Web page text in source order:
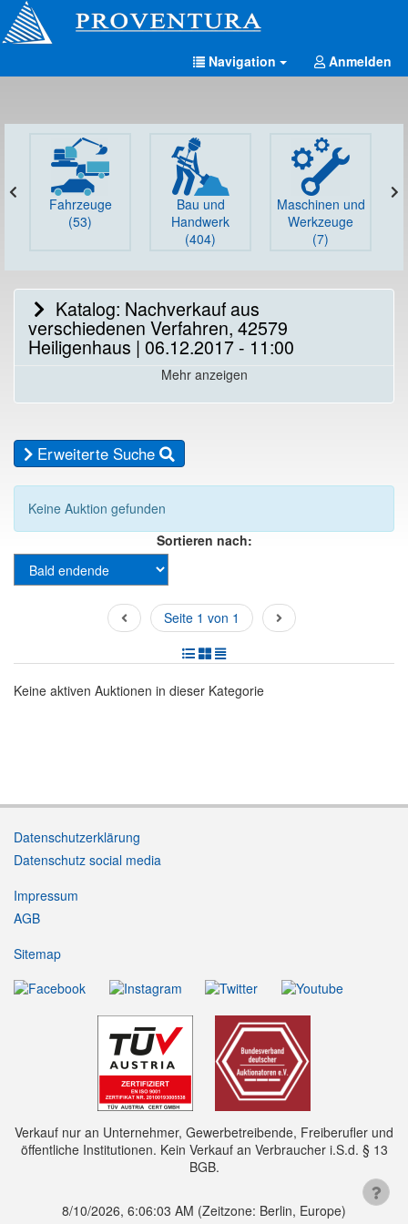
Navigation Anmelden
Fahrzeuge
(53)
Bau und
Handwerk
(404)
Maschinen und
Werkzeuge
(7)
Katalog: Nachverkauf aus
verschiedenen Verfahren, 42579
Heiligenhaus | 06.12.2017 - 11:00
Mehr anzeigen
Erweiterte Suche
Keine Auktion gefunden
Sortieren nach:
Seite 1 von 1
Keine aktiven Auktionen in dieser Kategorie
Datenschutzerklärung
Datenschutz social media
Impressum
AGB
Sitemap
Verkauf nur an Unternehmer, Gewerbetreibende, Freiberufler und
öffentliche Institutionen. Kein Verkauf an Verbraucher i.S.d. § 13
BGB.
8/10/2026, 6:06:03 AM (Zeitzone: Berlin, Europe)